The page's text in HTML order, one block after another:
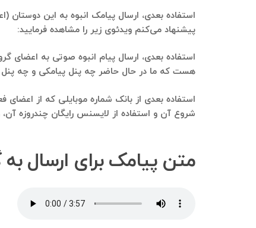
استفاده بعدی، ارسال پیامک انبوه به این دوستان
پیشنهاد می‌کنم ویدئوی زیر را مشاهده فرمایید:
استفاده بعدی، ارسال پیام انبوه صوتی به اعضای
هست که ما در حال حاضر چه پنل پیامکی و چه پنل پیام صوتی
استفاده بعدی از بانک شماره موبایلی که از
شروع آن و استفاده از لایسنس رایگان چندروزه آن،
متن پیامک برای ارسال